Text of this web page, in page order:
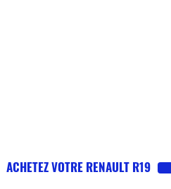
ACHETEZ VOTRE RENAULT R19